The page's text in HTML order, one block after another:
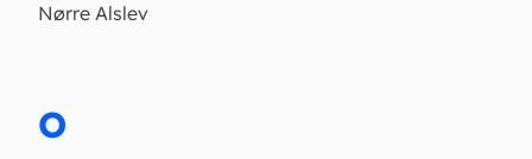
Nørre Alslev
O